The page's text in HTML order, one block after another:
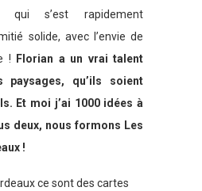
s’est rapidement
solide, avec l’envie de
! Florian a un vrai talent
qu’ils soient
Et moi j’ai 1000 idées à
deux, nous formons Les
!
ce sont des cartes